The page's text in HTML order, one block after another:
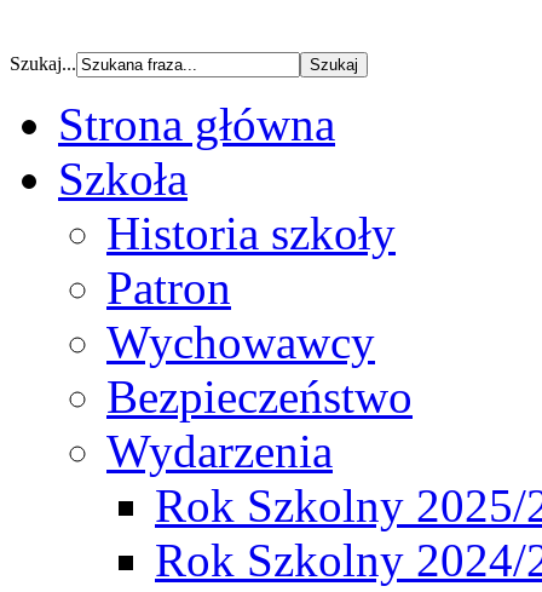
Szukaj...
Strona główna
Szkoła
Historia szkoły
Patron
Wychowawcy
Bezpieczeństwo
Wydarzenia
Rok Szkolny 2025/
Rok Szkolny 2024/